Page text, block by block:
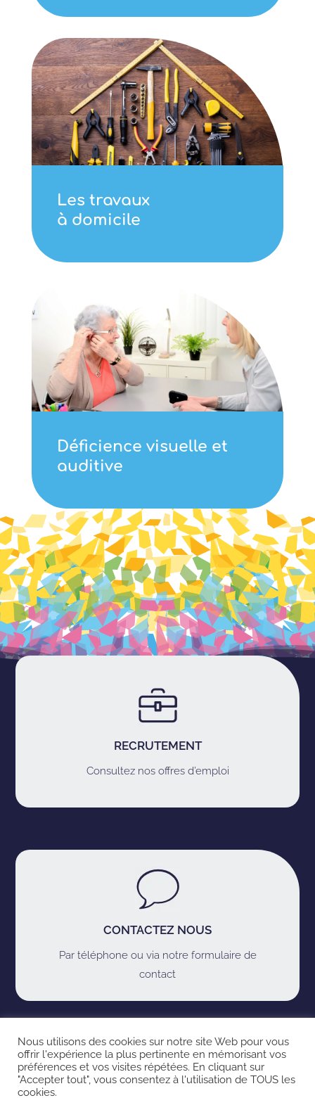
Les travaux
à domicile
Déficience visuelle et
auditive
RECRUTEMENT
Consultez nos offres d’emploi
CONTACTEZ NOUS
Par téléphone ou via notre formulaire de
contact
LIENS IMPORTANTS
Accueil
Nous utilisons des cookies sur notre site Web pour vous
offrir l'expérience la plus pertinente en mémorisant vos
préférences et vos visites répétées. En cliquant sur
"Accepter tout", vous consentez à l'utilisation de TOUS les
cookies.